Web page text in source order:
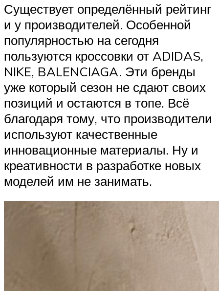
Существует определённый рейтинг
и у производителей. Особенной
популярностью на сегодня
пользуются кроссовки от ADIDAS,
NIKE, BALENCIAGA. Эти бренды
уже который сезон не сдают своих
позиций и остаются в топе. Всё
благодаря тому, что производители
используют качественные
инновационные материалы. Ну и
креативности в разработке новых
моделей им не занимать.